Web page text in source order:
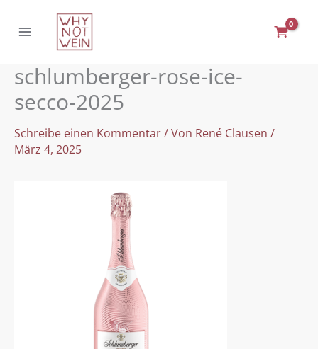
Inhalt
schlumberger-rose-ice-
secco-2025
Schreibe einen Kommentar/ Von René Clausen /
März 4, 2025